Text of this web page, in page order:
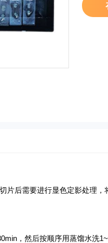
片后需要进行显色定影处理
，然后按顺序用蒸馏水洗